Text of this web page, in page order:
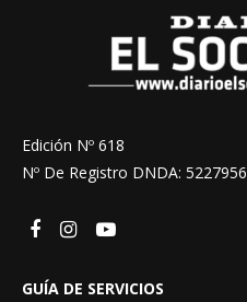
Edición Nº 618
Nº De Registro DNDA: 5227956
GUÍA DE SERVICIOS